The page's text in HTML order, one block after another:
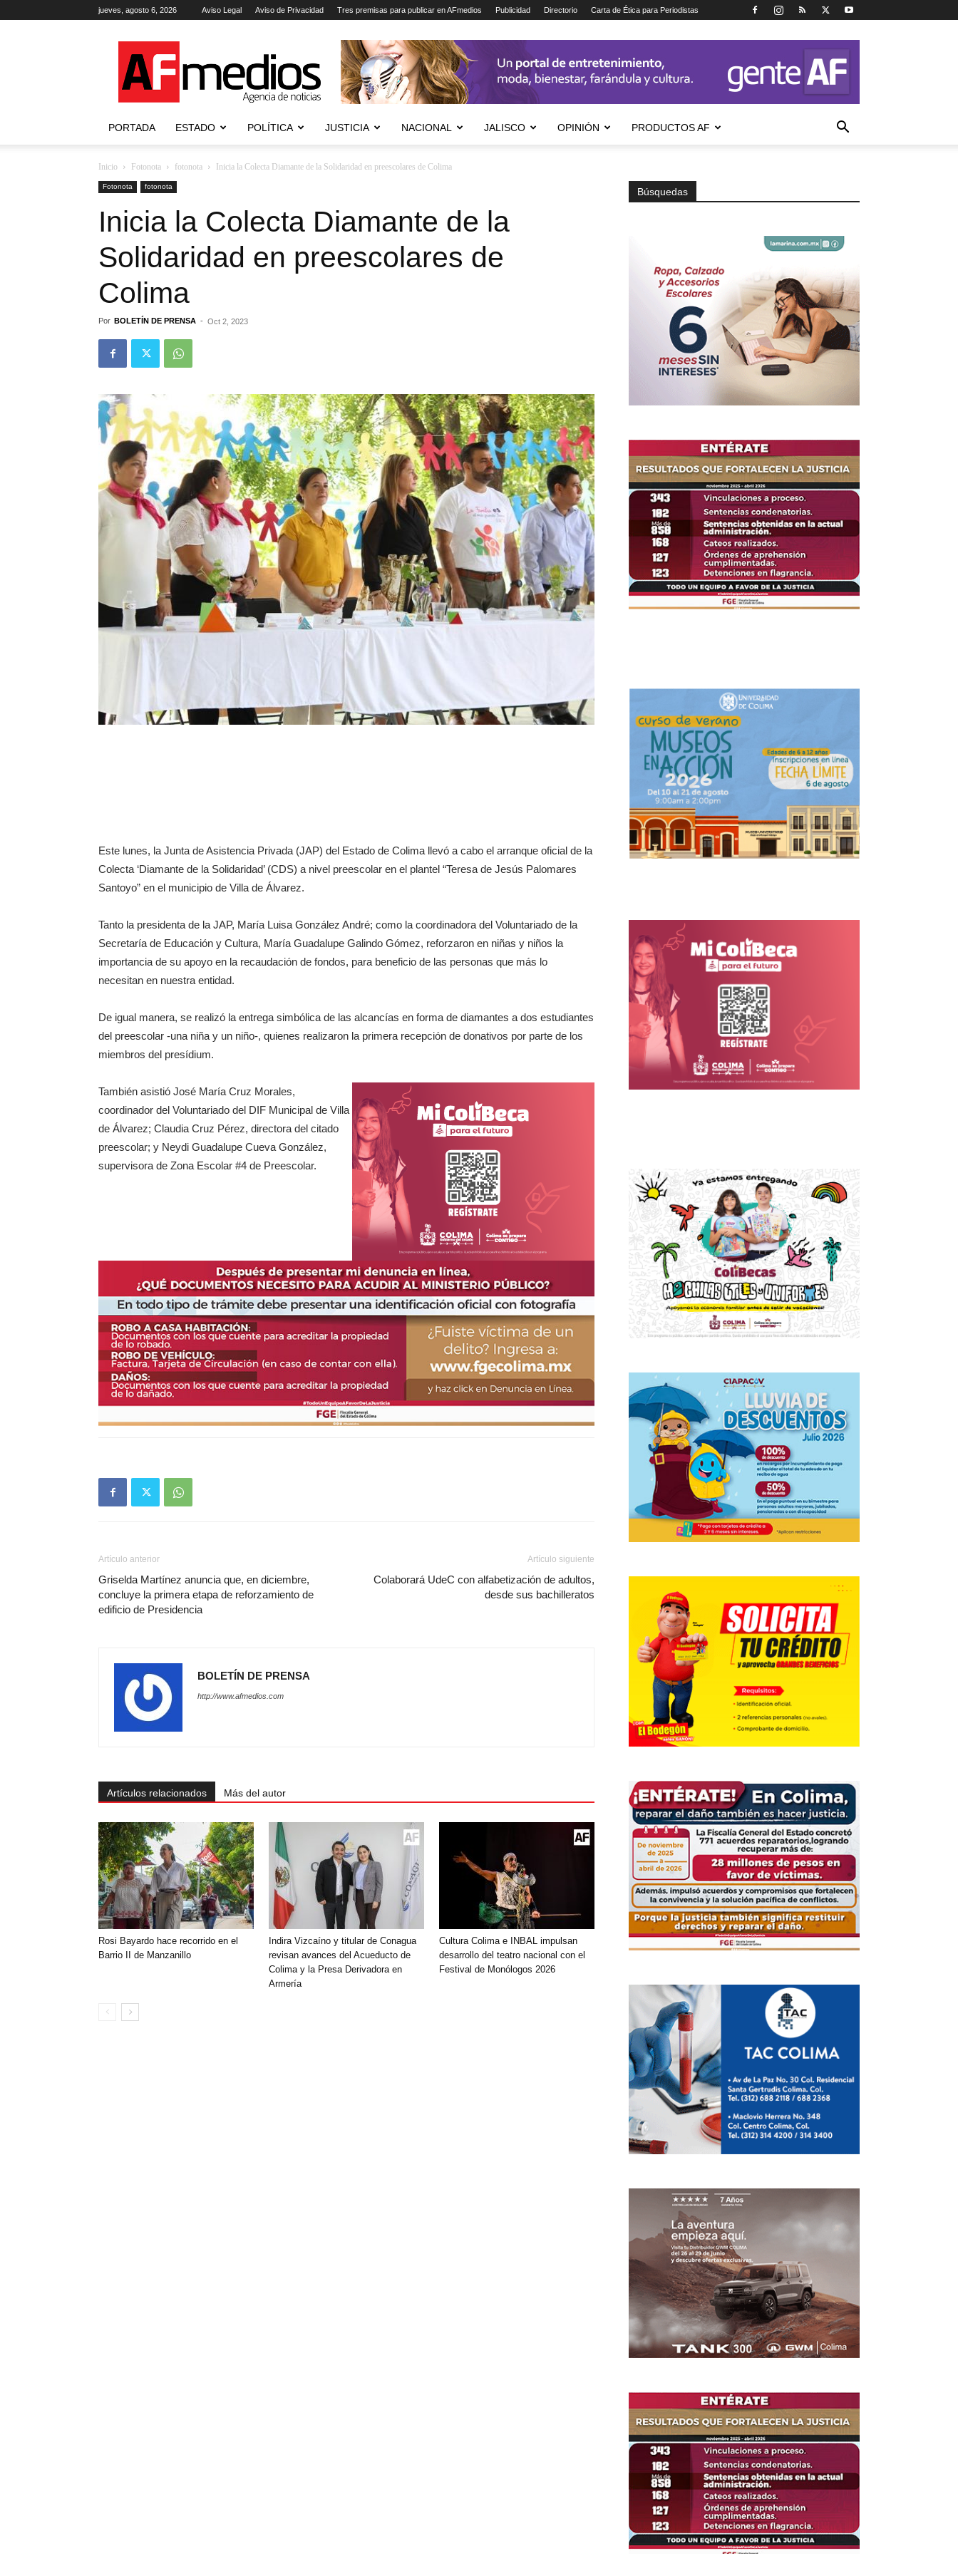
jueves, agosto 6, 2026 Aviso Legal Aviso de Privacidad Tres premisas para publicar en AFmedios Publicidad Directorio Carta de Ética para Periodistas
Agencia
de
Noticias
PORTADA ESTADO POLÍTICA JUSTICIA NACIONAL JALISCO OPINIÓN PRODUCTOS AF
Inicio Fotonota fotonota Inicia la Colecta Diamante de la Solidaridad en preescolares de Colima
Fotonota fotonota
Inicia la Colecta Diamante de la
Solidaridad en preescolares de
Colima
Por BOLETÍN DE PRENSA - Oct 2, 2023
Este lunes, la Junta de Asistencia Privada (JAP) del Estado de Colima llevó a cabo el arranque oficial de la
Colecta ‘Diamante de la Solidaridad’ (CDS) a nivel preescolar en el plantel “Teresa de Jesús Palomares
Santoyo” en el municipio de Villa de Álvarez.
Tanto la presidenta de la JAP, María Luisa González André; como la coordinadora del Voluntariado de la
Secretaría de Educación y Cultura, María Guadalupe Galindo Gómez, reforzaron en niñas y niños la
importancia de su apoyo en la recaudación de fondos, para beneficio de las personas que más lo
necesitan en nuestra entidad.
De igual manera, se realizó la entrega simbólica de las alcancías en forma de diamantes a dos estudiantes
del preescolar -una niña y un niño-, quienes realizaron la primera recepción de donativos por parte de los
miembros del presídium.
También asistió José María Cruz Morales,
coordinador del Voluntariado del DIF Municipal de Villa
de Álvarez; Claudia Cruz Pérez, directora del citado
preescolar; y Neydi Guadalupe Cueva González,
supervisora de Zona Escolar #4 de Preescolar.
Artículo anterior
Griselda Martínez anuncia que, en diciembre,
concluye la primera etapa de reforzamiento de
edificio de Presidencia
Artículo siguiente
Colaborará UdeC con alfabetización de adultos,
desde sus bachilleratos
BOLETÍN DE PRENSA
http://www.afmedios.com
Artículos relacionados Más del autor
Rosi Bayardo hace recorrido en el
Barrio II de Manzanillo
Indira Vizcaíno y titular de Conagua
revisan avances del Acueducto de
Colima y la Presa Derivadora en
Armería
Cultura Colima e INBAL impulsan
desarrollo del teatro nacional con el
Festival de Monólogos 2026
Búsquedas